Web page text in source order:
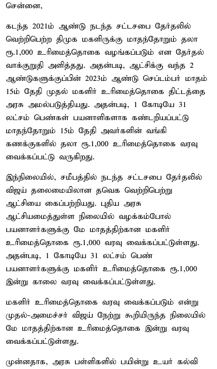
சென்னை,
கடந்த 2021ம் ஆண்டு நடந்த சட்டசபை தேர்தலில்
வெற்றிபெற்ற திமுக மகளிருக்கு மாதந்தோறும் தலா
ரூ.1,000 உரிமைத்தொகை வழங்கப்படும் என தேர்தல்
வாக்குறுதி அளித்தது. அதன்படி, ஆட்சிக்கு வந்த 2
ஆண்டுகளுக்குப்பின் 2023ம் ஆண்டு செப்டம்பர் மாதம்
15ம் தேதி முதல் மகளிர் உரிமைத்தொகை திட்டத்தை
அரசு அமல்படுத்தியது. அதன்படி, 1 கோடியே 31
லட்சம் பெண்கள் பயனாளிகளாக கண்டறியப்பட்டு
மாதந்தோறும் 15ம் தேதி அவர்களின் வங்கி
கணக்குகளில் தலா ரூ.1,000 உரிமைத்தொகை வரவு
வைக்கப்பட்டு வருகிறது.
இந்நிலையில், சமீபத்தில் நடந்த சட்டசபை தேர்தலில்
விஜய் தலைமையிலான தவெக வெற்றிபெற்று
ஆட்சியை கைப்பற்றியது. புதிய அரசு
ஆட்சியமைத்துள்ள நிலையில் வழக்கம்போல்
பயனாளர்களுக்கு மே மாதத்திற்கான மகளிர்
உரிமைத்தொகை ரூ.1,000 வரவு வைக்கப்பட்டுள்ளது.
அதன்படி, 1 கோடியே 31 லட்சம் பெண்
பயனாளர்களுக்கு மகளிர் உரிமைத்தொகை ரூ.1,000
இன்று காலை வரவு வைக்கப்பட்டுள்ளது.
மகளிர் உரிமைத்தொகை வரவு வைக்கப்படும் என்று
முதல்-அமைச்சர் விஜய் நேற்று கூறியிருந்த நிலையில்
மே மாதத்திற்கான உரிமைத்தொகை இன்று வரவு
வைக்கப்பட்டுள்ளது.
முன்னதாக, அரசு பள்ளிகளில் பயின்று உயர் கல்வி